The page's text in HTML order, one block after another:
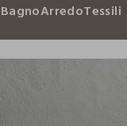
ArredoTessili